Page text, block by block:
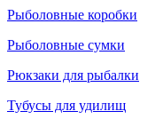
Рыболовные коробки
Рыболовные сумки
Рюкзаки для рыбалки
Тубусы для удилищ